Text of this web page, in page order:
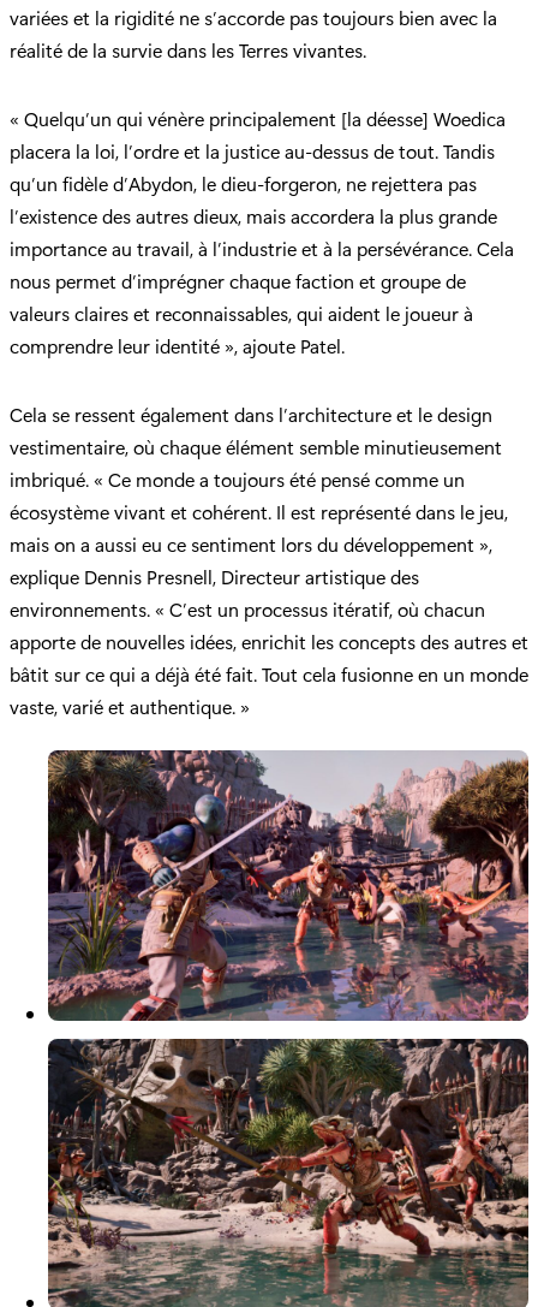
variées et la rigidité ne s’accorde pas toujours bien avec la
réalité de la survie dans les Terres vivantes.
« Quelqu’un qui vénère principalement [la déesse] Woedica
placera la loi, l’ordre et la justice au-dessus de tout. Tandis
qu’un fidèle d’Abydon, le dieu-forgeron, ne rejettera pas
l’existence des autres dieux, mais accordera la plus grande
importance au travail, à l’industrie et à la persévérance. Cela
nous permet d’imprégner chaque faction et groupe de
valeurs claires et reconnaissables, qui aident le joueur à
comprendre leur identité », ajoute Patel.
Cela se ressent également dans l’architecture et le design
vestimentaire, où chaque élément semble minutieusement
imbriqué. « Ce monde a toujours été pensé comme un
écosystème vivant et cohérent. Il est représenté dans le jeu,
mais on a aussi eu ce sentiment lors du développement »,
explique Dennis Presnell, Directeur artistique des
environnements. « C’est un processus itératif, où chacun
apporte de nouvelles idées, enrichit les concepts des autres et
bâtit sur ce qui a déjà été fait. Tout cela fusionne en un monde
vaste, varié et authentique. »